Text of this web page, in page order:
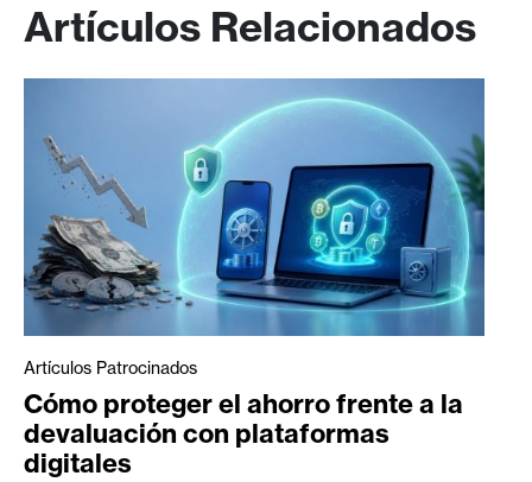
Artículos Relacionados
Artículos Patrocinados
Cómo proteger el ahorro frente a la
devaluación con plataformas
digitales